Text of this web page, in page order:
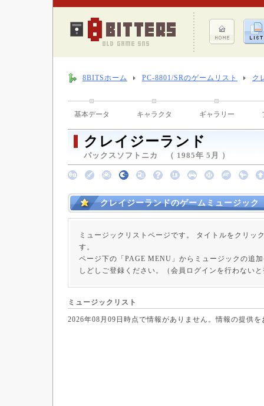
8BITSホーム PC-8801/SRのゲームリスト ク
基本データ キャラクタ ギャラリー
クレイジーランド
パックスソフトニカ （ 1985年 5月 ）
クレイジーランドのゲームミュージック
ミュージックリストページです。 タイトルをクリッ
す。
ページ下の「PAGE MENU」からミュージックの追
しどしご登録ください。（会員ログインを行わない
ミュージックリスト
2026年08月09日時点で情報がありません。情報の提供